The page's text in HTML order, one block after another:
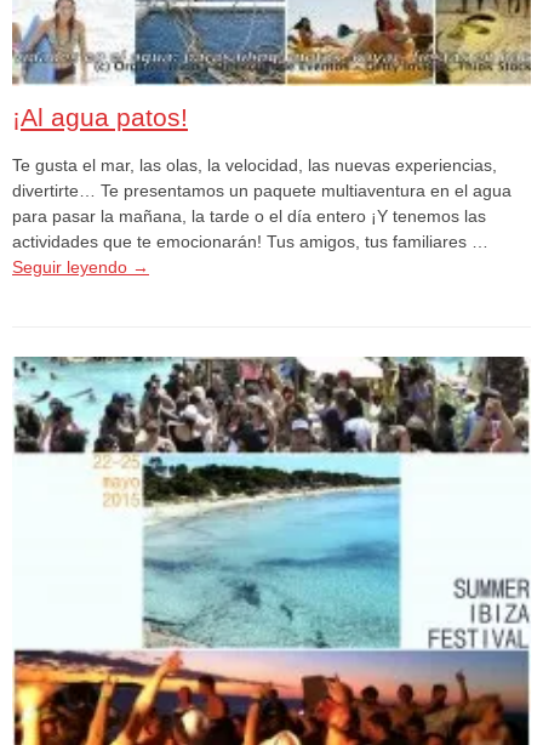
¡Al agua patos!
Te gusta el mar, las olas, la velocidad, las nuevas experiencias,
divertirte… Te presentamos un paquete multiaventura en el agua
para pasar la mañana, la tarde o el día entero ¡Y tenemos las
actividades que te emocionarán! Tus amigos, tus familiares …
Seguir leyendo →